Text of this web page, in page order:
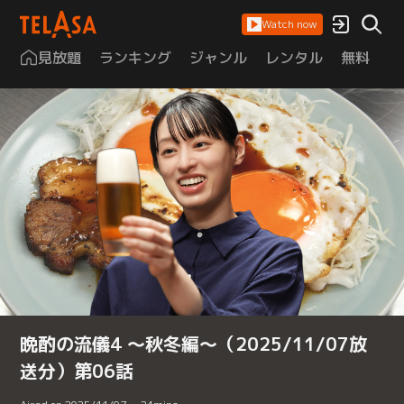
Watch now
見放題 ランキング ジャンル レンタル 無料
晩酌の流儀4 ～秋冬編～（2025/11/07放
送分）第06話